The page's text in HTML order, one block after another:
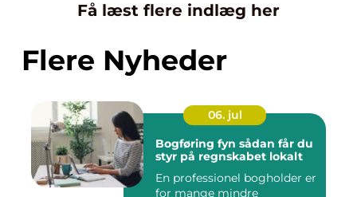
Få læst flere indlæg her
Flere Nyheder
06. jul
Bogføring fyn sådan får du
styr på regnskabet lokalt
En professionel bogholder er
for mange mindre